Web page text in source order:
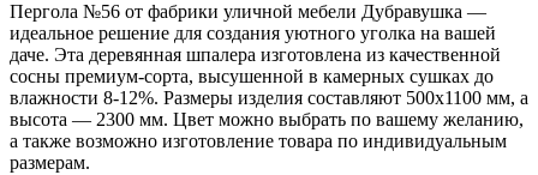
Пергола №56 от фабрики уличной мебели Дубравушка —
идеальное решение для создания уютного уголка на вашей
даче. Эта деревянная шпалера изготовлена из качественной
сосны премиум-сорта, высушенной в камерных сушках до
влажности 8-12%. Размеры изделия составляют 500х1100 мм, а
высота — 2300 мм. Цвет можно выбрать по вашему желанию,
а также возможно изготовление товара по индивидуальным
размерам.